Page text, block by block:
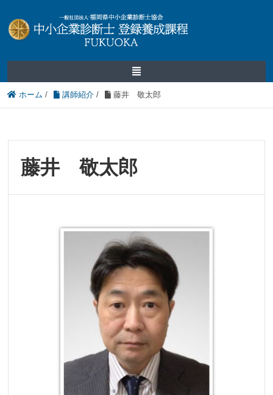
ホーム / 講師紹介 / 藤井 敬太郎
藤井 敬太郎